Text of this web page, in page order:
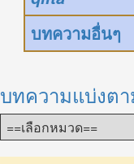
บทความอื่นๆ
บทความแบ่งต